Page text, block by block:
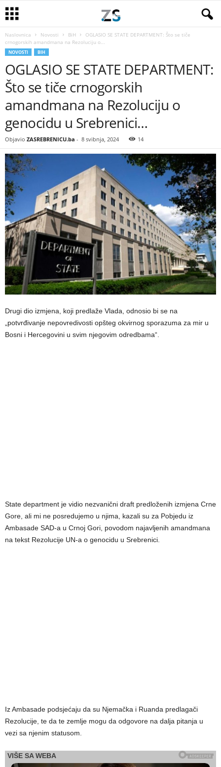
Naslovnica Novosti BiH
OGLASIO SE STATE DEPARTMENT: Što se tiče
crnogorskih amandmana na Rezoluciju o...
NOVOSTI BIH
OGLASIO SE STATE DEPARTMENT:
Što se tiče crnogorskih
amandmana na Rezoluciju o
genocidu u Srebrenici…
Objavio ZASREBRENICU.ba - 8 svibnja, 2024 14
Drugi dio izmjena, koji predlaže Vlada, odnosio bi se na
„potvrđivanje nepovredivosti opšteg okvirnog sporazuma za mir u
Bosni i Hercegovini u svim njegovim odredbama“.
State department je vidio nezvanični draft predloženih izmjena Crne
Gore, ali mi ne posredujemo u njima, kazali su za Pobjedu iz
Ambasade SAD-a u Crnoj Gori, povodom najavljenih amandmana
na tekst Rezolucije UN-a o genocidu u Srebrenici.
Iz Ambasade podsjećaju da su Njemačka i Ruanda predlagači
Rezolucije, te da te zemlje mogu da odgovore na dalja pitanja u
vezi sa njenim statusom.